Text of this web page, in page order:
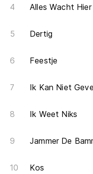
Alles Wacht Hier
Dertig
Feestje
Ik Kan Niet
Ik Weet Niks
Jammer De
Kos